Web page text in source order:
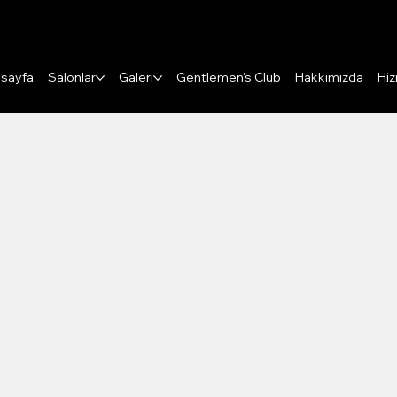
Salonlar Galeri Gentlemen's Club Hakkımızda